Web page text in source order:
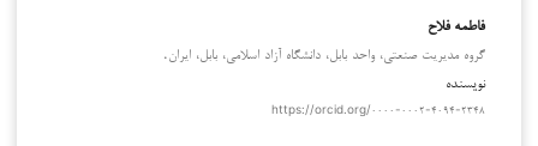
فاطمه فلاح
گروه مدیریت صنعتی، واحد بابل، دانشگاه آزاد اسلامی، بابل، ایران.
نویسنده
https://orcid.org/۰۰۰۰-۰۰۰۲-۴۰۹۴-۲۳۴۸